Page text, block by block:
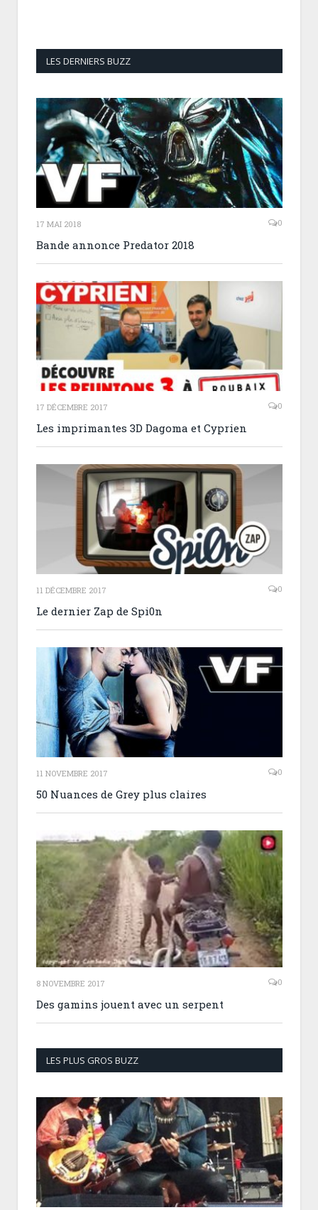
LES DERNIERS BUZZ
17 MAI 2018 0
Bande annonce Predator 2018
17 DÉCEMBRE 2017 0
Les imprimantes 3D Dagoma et Cyprien
11 DÉCEMBRE 2017 0
Le dernier Zap de Spi0n
11 NOVEMBRE 2017 0
50 Nuances de Grey plus claires
8 NOVEMBRE 2017 0
Des gamins jouent avec un serpent
LES PLUS GROS BUZZ